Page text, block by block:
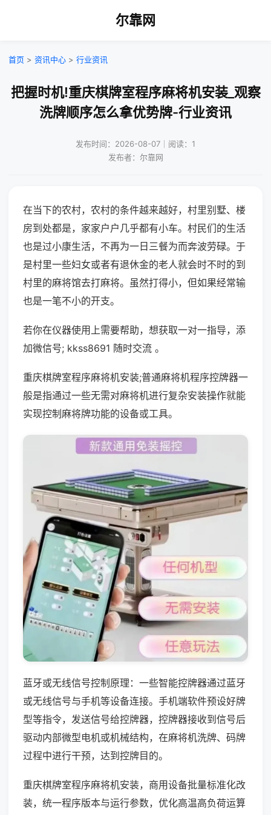
尔靠网
首页 > 资讯中心 > 行业资讯
把握时机!重庆棋牌室程序麻将机安装_观察
洗牌顺序怎么拿优势牌-行业资讯
发布时间：2026-08-07｜阅读：1
发布者：尔靠网
在当下的农村，农村的条件越来越好，村里别墅、楼
房到处都是，家家户户几乎都有小车。村民们的生活
也是过小康生活，不再为一日三餐为而奔波劳碌。于
是村里一些妇女或者有退休金的老人就会时不时的到
村里的麻将馆去打麻将。虽然打得小，但如果经常输
也是一笔不小的开支。
若你在仪器使用上需要帮助，想获取一对一指导，添
加微信号; kkss8691 随时交流 。
重庆棋牌室程序麻将机安装;普通麻将机程序控牌器一
般是指通过一些无需对麻将机进行复杂安装操作就能
实现控制麻将牌功能的设备或工具。
蓝牙或无线信号控制原理：一些智能控牌器通过蓝牙
或无线信号与手机等设备连接。手机端软件预设好牌
型等指令，发送信号给控牌器，控牌器接收到信号后
驱动内部微型电机或机械结构，在麻将机洗牌、码牌
过程中进行干预，达到控牌目的。
重庆棋牌室程序麻将机安装，商用设备批量标准化改
装，统一程序版本与运行参数，优化高温高负荷运算